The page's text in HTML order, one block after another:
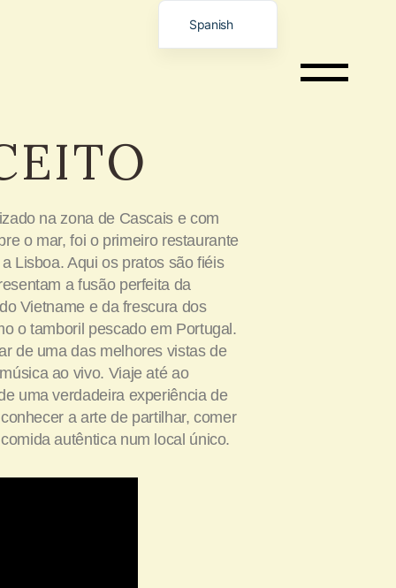
na zona de Cascais e com
o mar, foi o primeiro restaurante
Lisboa. Aqui os pratos são fiéis
a fusão perfeita da
Vietname e da frescura dos
o tamboril pescado em Portugal.
de uma das melhores vistas de
ao vivo. Viaje até ao
uma verdadeira experiência de
a arte de partilhar, comer
autêntica num local único.
Spanish
Portuguese
Vietnamese
Russian